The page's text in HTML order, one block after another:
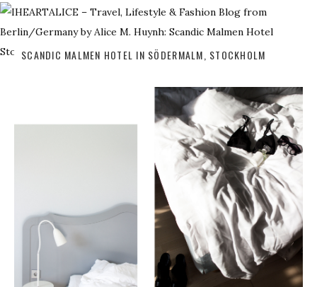
SCANDIC MALMEN HOTEL IN SÖDERMALM, STOCKHOLM